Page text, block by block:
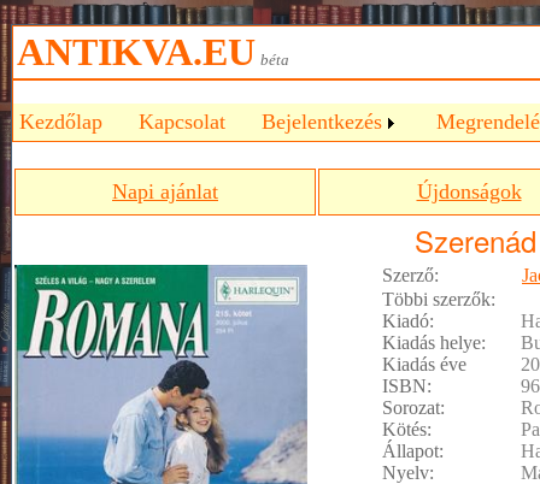
ANTIKVA.EU béta
Kezdőlap Kapcsolat Bejelentkezés
Napi ajánlat Újdonságok
Szerenád
Szerző:
Többi szerzők:
Kiadó:
Kiadás helye:
Kiadás éve
ISBN:
Sorozat:
Kötés:
Állapot:
Nyelv: